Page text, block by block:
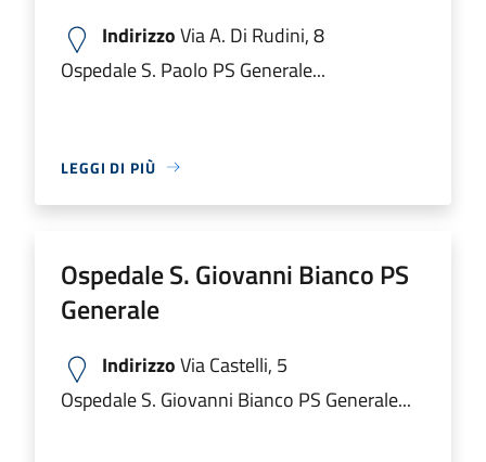
IndirizzoVia A. Di Rudini, 8
Ospedale S. Paolo PS Generale...
LEGGI DI PIÙ
Ospedale S. Giovanni Bianco PS
Generale
IndirizzoVia Castelli, 5
Ospedale S. Giovanni Bianco PS Generale...